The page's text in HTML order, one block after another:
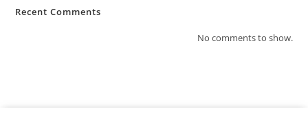
Recent Comments
No comments to show.